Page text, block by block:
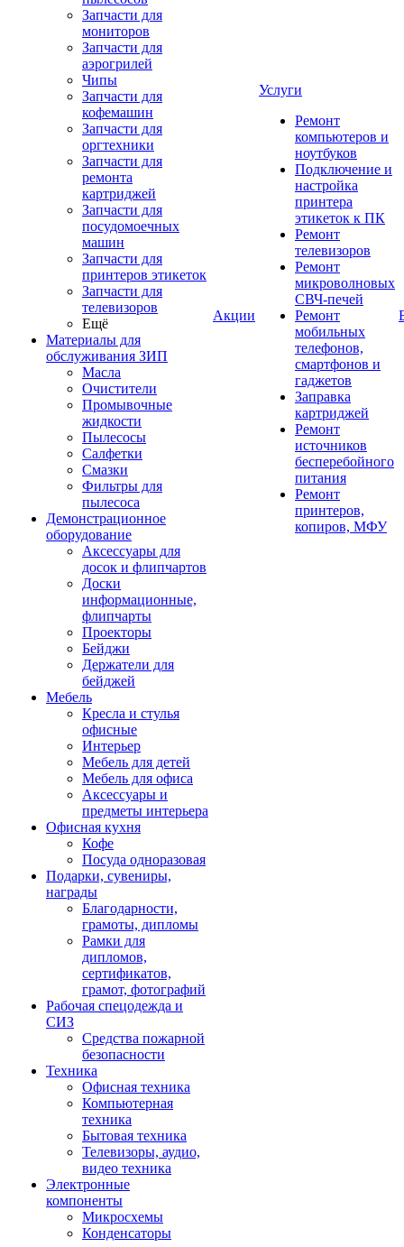
Запчасти для
мониторов
Запчасти для
аэрогрилей
Чипы
Запчасти для
кофемашин
Запчасти для
оргтехники
Запчасти для
ремонта
картриджей
Запчасти для
посудомоечных
машин
Запчасти для
принтеров этикеток
Запчасти для
телевизоров
Ещё
Материалы для
обслуживания ЗИП
Масла
Очистители
Промывочные
жидкости
Пылесосы
Салфетки
Смазки
Фильтры для
пылесоса
Демонстрационное
оборудование
Аксессуары для
досок и флипчартов
Доски
информационные,
флипчарты
Проекторы
Бейджи
Держатели для
бейджей
Мебель
Кресла и стулья
офисные
Интерьер
Мебель для детей
Мебель для офиса
Аксессуары и
предметы интерьера
Офисная кухня
Кофе
Посуда одноразовая
Подарки, сувениры,
награды
Благодарности,
грамоты, дипломы
Рамки для
дипломов,
сертификатов,
грамот, фотографий
Рабочая спецодежда и
СИЗ
Средства пожарной
безопасности
Техника
Офисная техника
Компьютерная
техника
Бытовая техника
Телевизоры, аудио,
видео техника
Электронные
компоненты
Микросхемы
Конденсаторы
Акции
Услуги
Ремонт
компьютеров и
ноутбуков
Подключение и
настройка
принтера
этикеток к ПК
Ремонт
телевизоров
Ремонт
микроволновых
СВЧ-печей
Ремонт
мобильных
телефонов,
смартфонов и
гаджетов
Заправка
картриджей
Ремонт
источников
бесперебойного
питания
Ремонт
принтеров,
копиров, МФУ